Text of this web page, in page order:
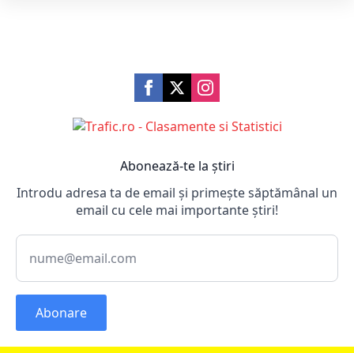
Abonează-te la știri
Introdu adresa ta de email și primește săptămânal un
email cu cele mai importante știri!
Abonare